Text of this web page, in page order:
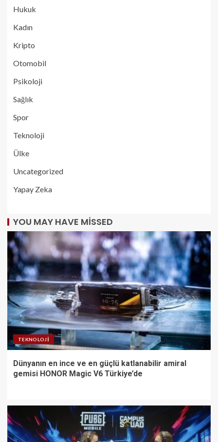
Hukuk
Kadın
Kripto
Otomobil
Psikoloji
Sağlık
Spor
Teknoloji
Ülke
Uncategorized
Yapay Zeka
YOU MAY HAVE MISSED
TEKNOLOJI
Dünyanın en ince ve en güçlü katlanabilir amiral
gemisi HONOR Magic V6 Türkiye’de